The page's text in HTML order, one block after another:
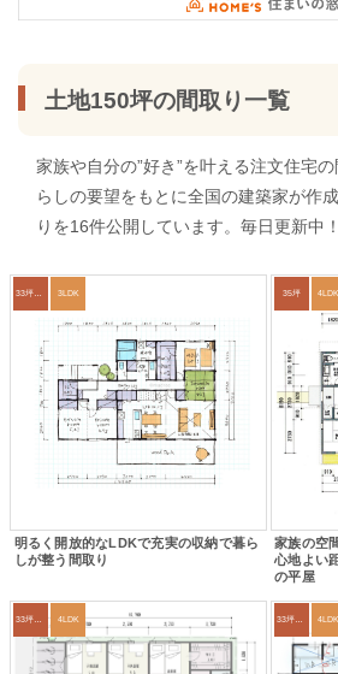
土地150坪の間取り一覧
家族や自分の”好き”を叶える注文住宅
らしの要望をもとに全国の建築家が作
りを16件公開しています。毎日更新中！
3LDK
明るく開放的なLDKで充実の収納で暮ら
しが整う間取り
35坪 4LDK
家族の空
心地よい
の平屋
4LDK 33坪～36坪 4LDK